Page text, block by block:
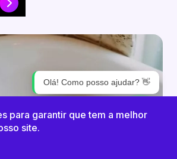
Olá! Como posso ajudar? 👋
para garantir que tem a melhor
site.